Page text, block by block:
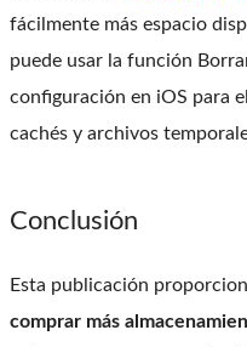
fácilmente más espacio
puede usar la función
configuración en iOS para
cachés y archivos
Conclusión
Esta publicación
comprar más